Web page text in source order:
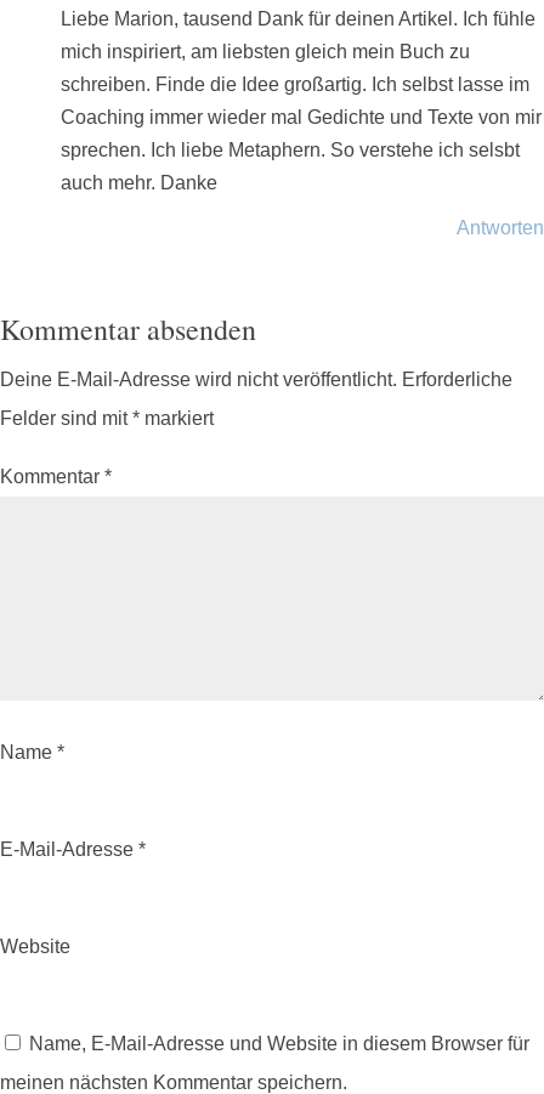
Liebe Marion, tausend Dank für deinen Artikel. Ich fühle
mich inspiriert, am liebsten gleich mein Buch zu
schreiben. Finde die Idee großartig. Ich selbst lasse im
Coaching immer wieder mal Gedichte und Texte von mir
sprechen. Ich liebe Metaphern. So verstehe ich selsbt
auch mehr. Danke
Antworten
Kommentar absenden
Deine E-Mail-Adresse wird nicht veröffentlicht. Erforderliche
Felder sind mit* markiert
Kommentar *
Name *
E-Mail-Adresse *
Website
Name, E-Mail-Adresse und Website in diesem Browser für
meinen nächsten Kommentar speichern.